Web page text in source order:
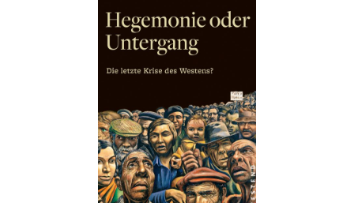
Buch: 16,00 €
eBook: 12,99 €